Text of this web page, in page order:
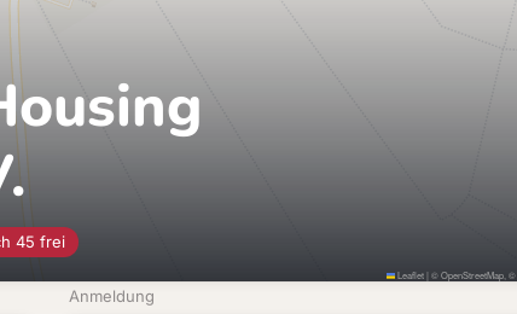
Anmeldung
45 frei
Leaflet|©OpenStreetMap , ©